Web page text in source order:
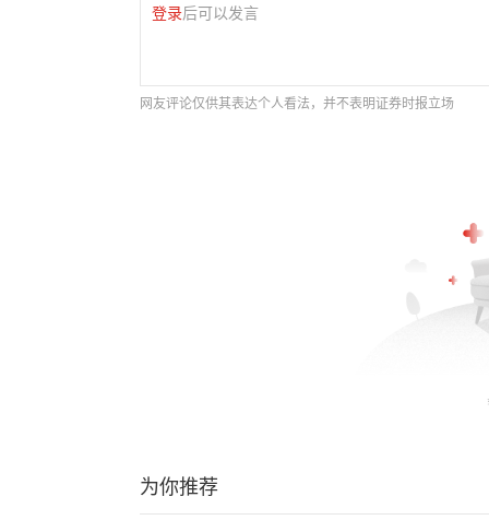
登录后可以发言
网友评论仅供其表达个人看法，并不表明证券时报立场
为你推荐